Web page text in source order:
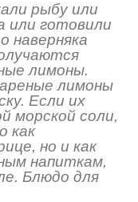
рыбу или
или готовили
наверняка
лимоны.
лимоны
Если их
морской соли,
как
но и как
напиткам,
Блюдо для